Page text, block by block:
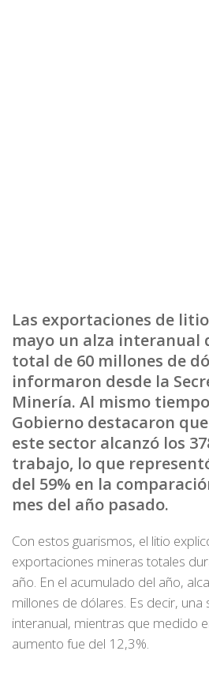
Las exportaciones de
mayo un alza interanual
total de 60 millones de
informaron desde la
Minería. Al mismo
Gobierno destacaron
este sector alcanzó los
trabajo, lo que
del 59% en la
mes del año pasado.
Con estos guarismos, el litio
exportaciones mineras totales
año. En el acumulado del año,
millones de dólares. Es decir, una
interanual, mientras que medido
aumento fue del 12,3%.